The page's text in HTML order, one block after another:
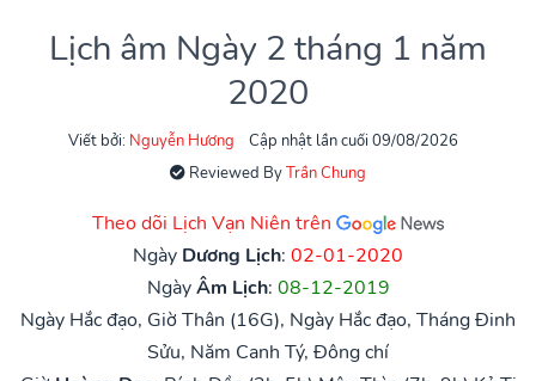
Lịch âm Ngày 2 tháng 1 năm
2020
Viết bởi: Nguyễn Hương
Cập nhật lần cuối 09/08/2026
Reviewed ByTrần Chung
Theo dõi Lịch Vạn Niên trên
Ngày Dương Lịch: 02-01-2020
NgàyÂm Lịch: 08-12-2019
Ngày Hắc đạo, Giờ Thân (16G), Ngày Hắc đạo, Tháng Đinh
Sửu, Năm Canh Tý, Đông chí